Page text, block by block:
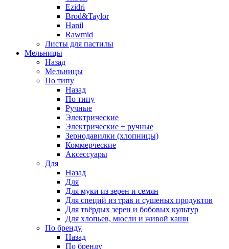
Ezidri
Brod&Taylor
Hanil
Rawmid
Листы для пастилы
Мельницы
Назад
Мельницы
По типу
Назад
По типу
Ручные
Электрические
Электрические + ручные
Зернодавилки (хлопницы)
Коммерческие
Аксессуары
Для
Назад
Для
Для муки из зерен и семян
Для специй из трав и сушеных продуктов
Для твёрдых зерен и бобовых культур
Для хлопьев, мюсли и живой каши
По бренду
Назад
По бренду